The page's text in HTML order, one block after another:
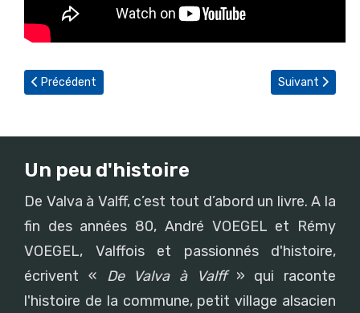
Article précédent : La bonne santé de la commune
Précédent Article suivant
Suivant
Un peu d'histoire
De Valva à Valff, c’est tout d’abord un livre. A la
fin des années 80, André VOEGEL et Rémy
VOEGEL, Valffois et passionnés d'histoire,
écrivent « De Valva à Valff» qui raconte
l'histoire de la commune, petit village alsacien